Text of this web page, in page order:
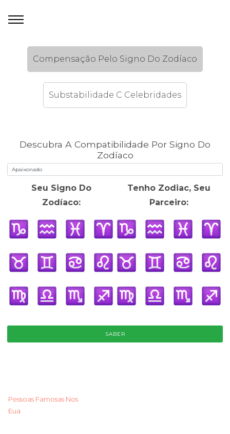
Compensação Pelo Signo Do Zodíaco
Substabilidade C Celebridades
Descubra A Compatibilidade Por Signo Do
Zodíaco
Seu Signo Do
Zodíaco:
Tenho Zodiac, Seu
Parceiro:
SABER
Pessoas Famosas Nos
Eua